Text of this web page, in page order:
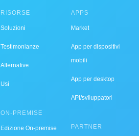
RISORSE
Soluzioni
Testimonianze
Alternative
Usi
ON-PREMISE
Edizione On-premise
APPS
Market
App per dispositivi
mobili
App per desktop
API/sviluppatori
PARTNER